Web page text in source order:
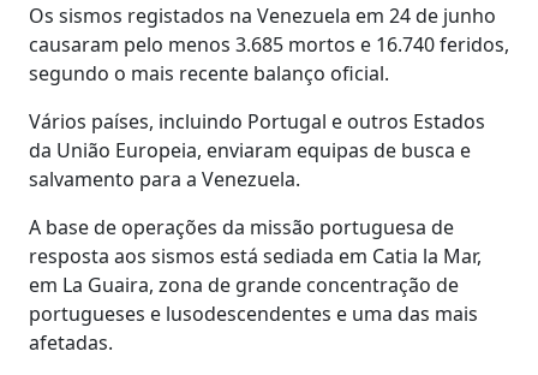
Os sismos registados na Venezuela em 24 de junho
causaram pelo menos 3.685 mortos e 16.740 feridos,
segundo o mais recente balanço oficial.
Vários países, incluindo Portugal e outros Estados
da União Europeia, enviaram equipas de busca e
salvamento para a Venezuela.
A base de operações da missão portuguesa de
resposta aos sismos está sediada em Catia la Mar,
em La Guaira, zona de grande concentração de
portugueses e lusodescendentes e uma das mais
afetadas.